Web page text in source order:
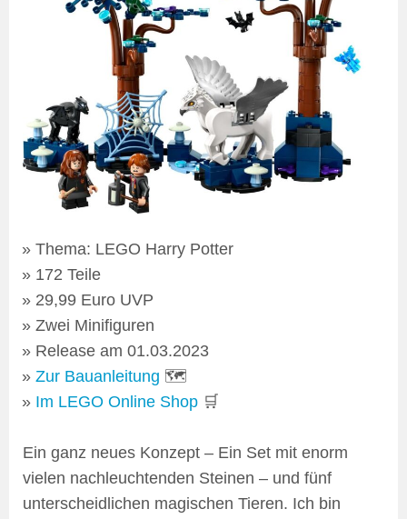
Thema: LEGO Harry Potter
172 Teile
29,99 Euro UVP
Zwei Minifiguren
Release am 01.03.2023
Zur Bauanleitung 🗺
Im LEGO Online Shop 🛒
Ein ganz neues Konzept – Ein Set mit enorm
vielen nachleuchtenden Steinen – und fünf
unterscheidlichen magischen Tieren. Ich bin